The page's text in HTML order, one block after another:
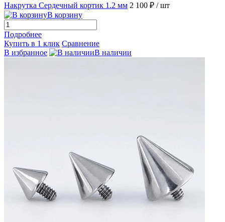
Накрутка Сердечный кортик 1.2 мм 2 100 ₽ / шт
В корзину
Подробнее
Купить в 1 клик Сравнение
В избранное
В наличии